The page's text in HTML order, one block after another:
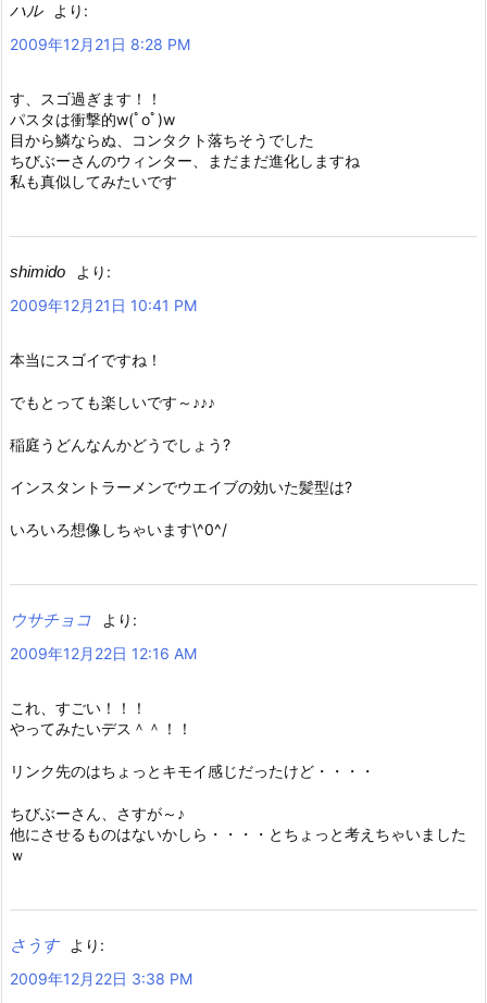
ハル
より:
2009年12月21日 8:28 PM
す、スゴ過ぎます！！
パスタは衝撃的w(ﾟoﾟ)w
目から鱗ならぬ、コンタクト落ちそうでした
ちびぶーさんのウィンター、まだまだ進化しますね
私も真似してみたいです
shimido
より:
2009年12月21日 10:41 PM
本当にスゴイですね！
でもとっても楽しいです～♪♪♪
稲庭うどんなんかどうでしょう?
インスタントラーメンでウエイブの効いた髪型は?
いろいろ想像しちゃいます\^0^/
ウサチョコ
より:
2009年12月22日 12:16 AM
これ、すごい！！！
やってみたいデス＾＾！！
リンク先のはちょっとキモイ感じだったけど・・・・
ちびぶーさん、さすが～♪
他にさせるものはないかしら・・・・とちょっと考えちゃいました
ｗ
さうす
より:
2009年12月22日 3:38 PM